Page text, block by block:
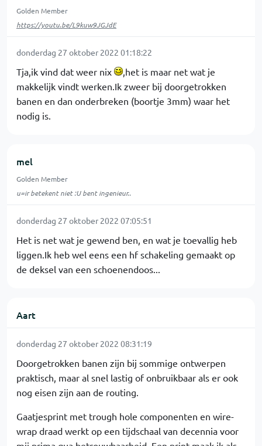
Golden Member
https://youtu.be/L9kuw9JGJdE
donderdag 27 oktober 2022 01:18:22
Tja,ik vind dat weer nix
,het is maar net wat je
makkelijk vindt werken.Ik zweer bij doorgetrokken
banen en dan onderbreken (boortje 3mm) waar het
nodig is.
mel
Golden Member
u=ir betekent niet :U bent ingenieur..
donderdag 27 oktober 2022 07:05:51
Het is net wat je gewend ben, en wat je toevallig heb
liggen.Ik heb wel eens een hf schakeling gemaakt op
de deksel van een schoenendoos...
Aart
donderdag 27 oktober 2022 08:31:19
Doorgetrokken banen zijn bij sommige ontwerpen
praktisch, maar al snel lastig of onbruikbaar als er ook
nog eisen zijn aan de routing.
Gaatjesprint met trough hole componenten en wire-
wrap draad werkt op een tijdschaal van decennia voor